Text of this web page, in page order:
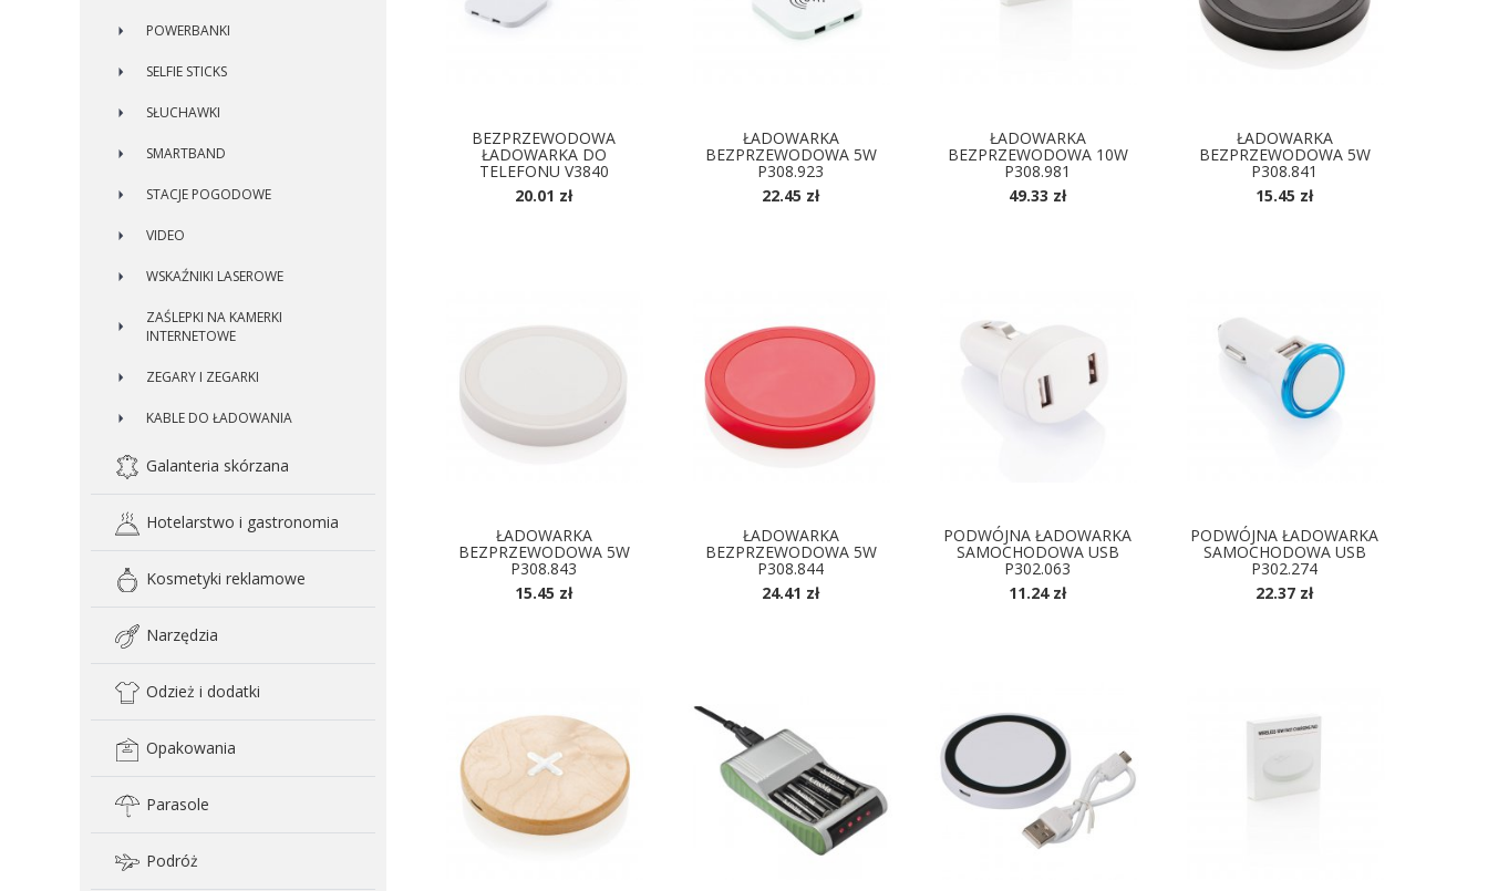
POWERBANKI
SELFIE STICKS
SŁUCHAWKI
SMARTBAND
STACJE POGODOWE
VIDEO
WSKAŹNIKI LASEROWE
ZAŚLEPKI NA KAMERKI
INTERNETOWE
ZEGARY I ZEGARKI
KABLE DO ŁADOWANIA
Galanteria skórzana
Hotelarstwo i gastronomia
Kosmetyki reklamowe
Narzędzia
Odzież i dodatki
Opakowania
Parasole
Podróż
BEZPRZEWODOWA
ŁADOWARKA DO
TELEFONU V3840
20.01 zł
ŁADOWARKA
BEZPRZEWODOWA 5W
P308.923
22.45 zł
ŁADOWARKA
BEZPRZEWODOWA 10W
P308.981
49.33 zł
ŁADOWARKA
BEZPRZEWODOWA 5W
P308.841
15.45 zł
ŁADOWARKA
BEZPRZEWODOWA 5W
P308.843
15.45 zł
ŁADOWARKA
BEZPRZEWODOWA 5W
P308.844
24.41 zł
PODWÓJNA ŁADOWARKA
SAMOCHODOWA USB
P302.063
11.24 zł
PODWÓJNA ŁADOWARKA
SAMOCHODOWA USB
P302.274
22.37 zł